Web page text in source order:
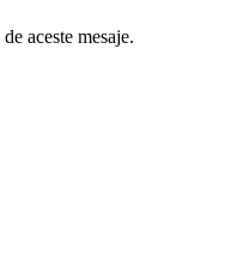
aceste mesaje.